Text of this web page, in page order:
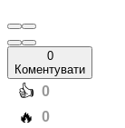
0
Коментувати
️👍 0
️🔥 0